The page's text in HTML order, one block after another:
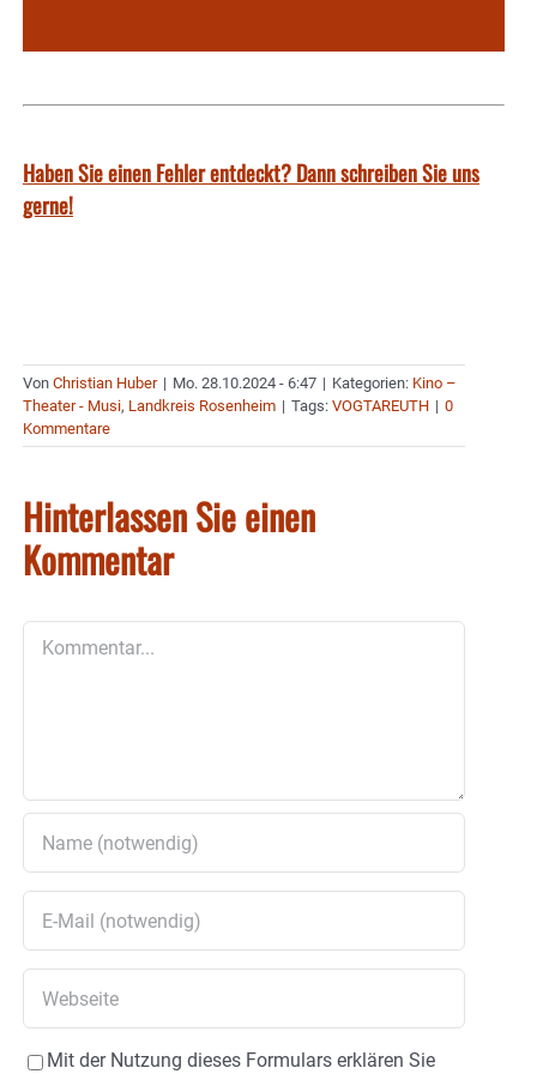
Haben Sie einen Fehler entdeckt? Dann schreiben Sie uns
gerne!
Von Christian Huber | Mo. 28.10.2024 - 6:47 | Kategorien: Kino –
Theater - Musi, Landkreis Rosenheim | Tags: VOGTAREUTH | 0
Kommentare
Hinterlassen Sie einen
Kommentar
Mit der Nutzung dieses Formulars erklären Sie